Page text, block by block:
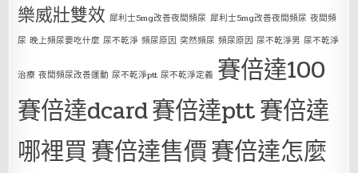
樂威壯雙效 犀利士5mg改善夜間頻尿 犀利士5mg改善夜間頻尿 夜間頻
尿 晚上頻尿要吃什麼 尿不乾淨 頻尿原因 突然頻尿 頻尿原因 尿不乾淨男 尿不乾淨
治療 夜間頻尿改善運動 尿不乾淨ptt 尿不乾淨定義 賽倍達100
賽倍達dcard賽倍達ptt賽倍達
哪裡買賽倍達售價賽倍達怎麼